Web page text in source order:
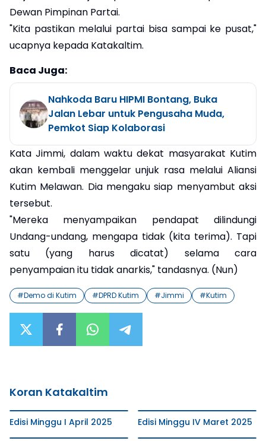
Dewan Pimpinan Partai.
"Kita pastikan melalui partai bisa sampai ke pusat,"
ucapnya kepada Katakaltim.
Baca Juga:
Nahkoda Baru HIPMI Bontang, Buka
Jalan Lebar untuk Pengusaha Muda,
Pemkot Siap Kolaborasi
Kata Jimmi, dalam waktu dekat masyarakat Kutim
akan kembali menggelar unjuk rasa melalui Aliansi
Kutim Melawan. Dia mengaku siap menyambut aksi
tersebut.
"Mereka menyampaikan pendapat dilindungi
Undang-undang, mengapa tidak (kita terima). Tapi
satu (yang harus dicatat) selama cara
penyampaian itu tidak anarkis," tandasnya. (Nun)
#Demo di Kutim #DPRD Kutim #Jimmi #Kutim
Koran Katakaltim
Edisi Minggu I April 2025 Edisi Minggu IV Maret 2025